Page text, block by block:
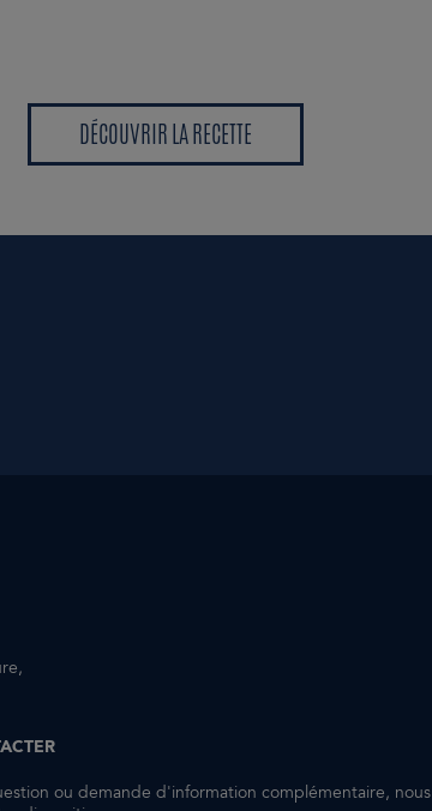
DÉCOUVRIR LA RECETTE
DÉCOUVRIR LA RECETTE
ou demande d'information complémentaire, nous